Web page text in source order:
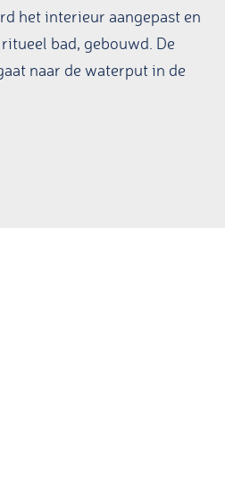
het interieur aangepast en
bad, gebouwd. De
naar de waterput in de